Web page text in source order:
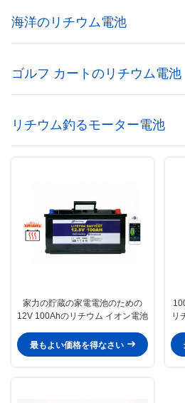
海洋のリチウム電池
ゴルフ カートのリチウム電池
リチウム釣るモーター電池
家力の貯蔵の家電電池のための
12V 100Ahのリチウム イオン電池
最もよい価格を得なさい
リ